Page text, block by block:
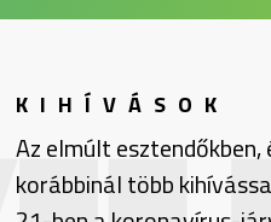
KIHÍVÁSOK
Az elmúlt esztendőkben,
korábbinál több